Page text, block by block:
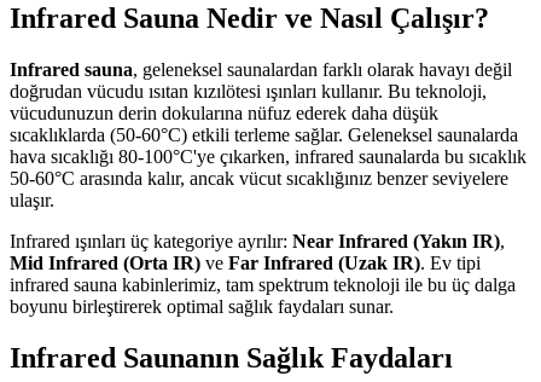
Infrared Sauna Nedir ve Nasıl Çalışır?
Infrared sauna, geleneksel saunalardan farklı olarak havayı değil
doğrudan vücudu ısıtan kızılötesi ışınları kullanır. Bu teknoloji,
vücudunuzun derin dokularına nüfuz ederek daha düşük
sıcaklıklarda (50-60°C) etkili terleme sağlar. Geleneksel saunalarda
hava sıcaklığı 80-100°C'ye çıkarken, infrared saunalarda bu sıcaklık
50-60°C arasında kalır, ancak vücut sıcaklığınız benzer seviyelere
ulaşır.
Infrared ışınları üç kategoriye ayrılır: Near Infrared (Yakın IR),
Mid Infrared (Orta IR) ve Far Infrared (Uzak IR). Ev tipi
infrared sauna kabinlerimiz, tam spektrum teknoloji ile bu üç dalga
boyunu birleştirerek optimal sağlık faydaları sunar.
Infrared Saunanın Sağlık Faydaları